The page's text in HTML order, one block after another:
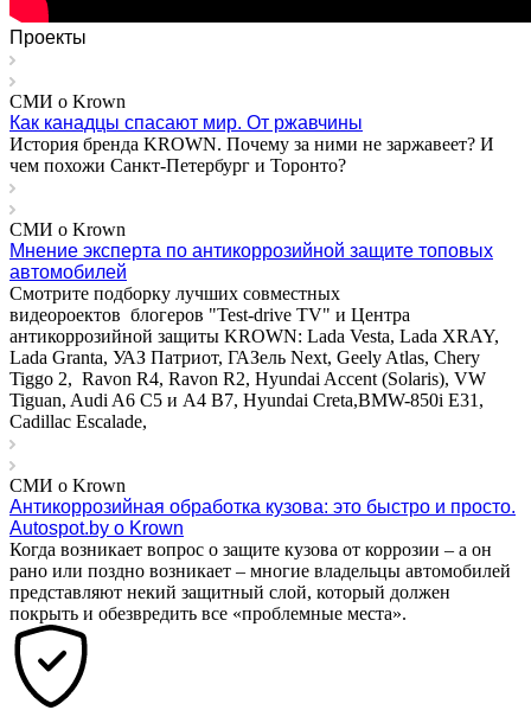
Проекты
СМИ о Krown
Как канадцы спасают мир. От ржавчины
История бренда KROWN. Почему за ними не заржавеет? И
чем похожи Санкт-Петербург и Торонто?
СМИ о Krown
Мнение эксперта по антикоррозийной защите топовых
автомобилей
Cмотрите подборку лучших совместных
видеороектов блогеров "Test-drive TV" и Центра
антикоррозийной защиты KROWN: Lada Vesta, Lada XRAY,
Lada Granta, УАЗ Патриот, ГАЗель Next, Geely Atlas, Chery
Tiggo 2, Ravon R4, Ravon R2, Hyundai Accent (Solaris), VW
Tiguan, Audi A6 C5 и A4 B7, Hyundai Creta,BMW-850i E31,
Cadillac Escalade,
СМИ о Krown
Антикоррозийная обработка кузова: это быстро и просто.
Autospot.by o Krown
Когда возникает вопрос о защите кузова от коррозии – а он
рано или поздно возникает – многие владельцы автомобилей
представляют некий защитный слой, который должен
покрыть и обезвредить все «проблемные места».